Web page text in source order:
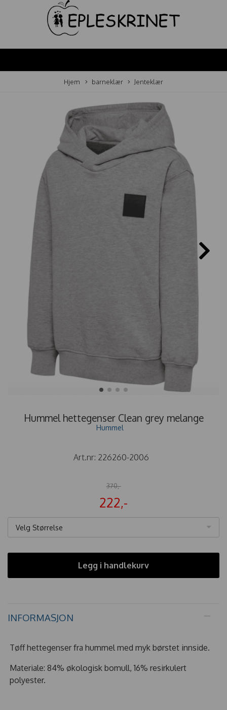
Hjem barneklær Jenteklær
Hummel hettegenser Clean grey melange
Hummel
Art.nr: 226260-2006
370,-
222,-
Velg Størrelse
Legg i handlekurv
INFORMASJON
Tøff hettegenser fra hummel med myk børstet innside.
Materiale: 84% økologisk bomull, 16% resirkulert
polyester.